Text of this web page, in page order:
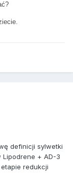
definicji sylwetki
+ AD-3
redukcji